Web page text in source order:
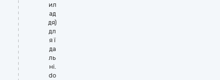
ил
ад
дя)
дл
я ї
да
ль
ні.
do